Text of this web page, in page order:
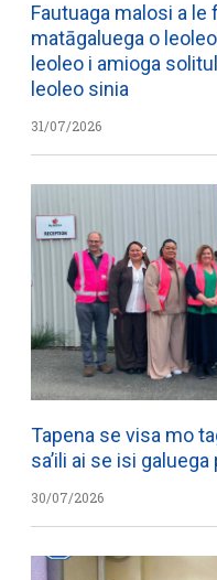
Fautuaga malosi a le
matāgaluega o leoleo
leoleo i amioga
leoleo sinia
31/07/2026
Tapena se visa mo
sa’ili ai se isi
30/07/2026